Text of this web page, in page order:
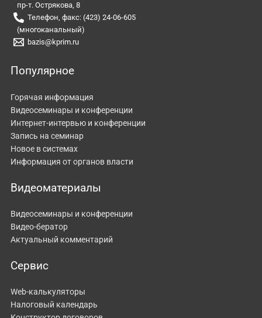
пр-т. Острякова, 8
Телефон, факс: (423) 24-06-605
(многоканальный)
bazis@kprim.ru
Популярное
Горячая информация
Видеосеминары и конференции
Интернет-интервью и конференции
Запись на семинар
Новое в системах
Информация от органов власти
Видеоматериалы
Видеосеминары и конференции
Видео-бератор
Актуальный комментарий
Сервис
Web-калькуляторы
Налоговый календарь